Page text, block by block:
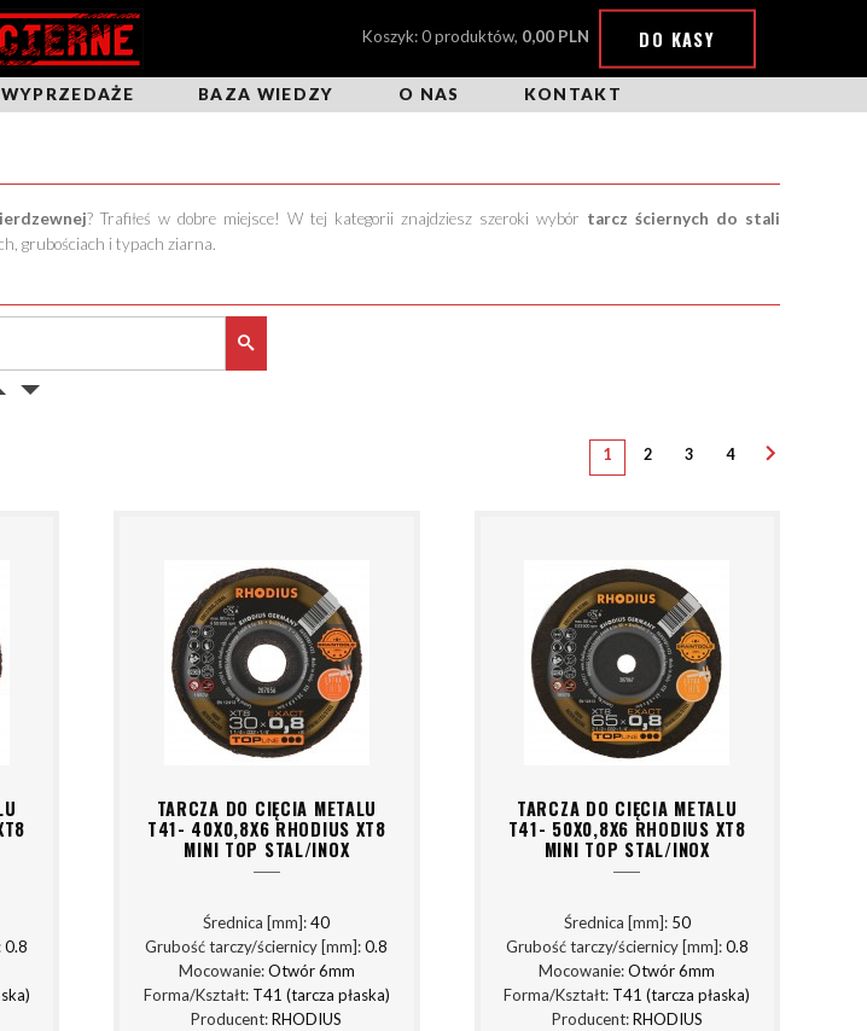
Koszyk: 0 produktów, 0,00 PLN DO KASY
BAZA WIEDZY O NAS KONTAKT
? Trafiłeś w dobre miejsce! W tej kategorii znajdziesz szeroki wybór tarcz ściernych do stali
grubościach i typach ziarna.
1 2 3 4
0.8
TARCZA DO CIĘCIA METALU
T41- 40X0,8X6 RHODIUS XT8
MINI TOP STAL/INOX
Średnica [mm]:40
Grubość tarczy/ściernicy [mm]:0.8
Mocowanie:Otwór 6mm
Forma/Kształt: T41 (tarcza płaska)
Producent:RHODIUS
TARCZA DO CIĘCIA METALU
T41- 50X0,8X6 RHODIUS XT8
MINI TOP STAL/INOX
Średnica [mm]: 50
Grubość tarczy/ściernicy [mm]:0.8
Mocowanie:Otwór 6mm
Forma/Kształt: T41 (tarcza płaska)
Producent:RHODIUS